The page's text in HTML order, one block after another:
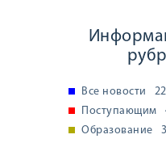
Все новости
Поступающим
Образование